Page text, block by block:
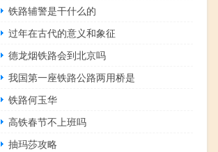
铁路辅警是干什么的
过年在古代的意义和象征
德龙烟铁路会到北京吗
我国第一座铁路公路两用桥是
铁路何玉华
高铁春节不上班吗
抽玛莎攻略